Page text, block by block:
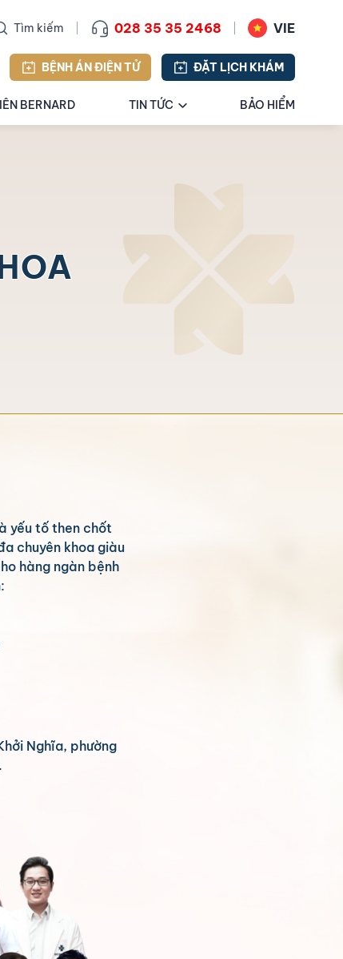
Tìm kiếm 028 35 35 2468 VIE
BỆNH ÁN ĐIỆN TỬ ĐẶT LỊCH KHÁM
BERNARD TIN TỨC BẢO HIỂM
yếu tố then chốt
chuyên khoa giàu
hàng ngàn bệnh
Nghĩa, phường